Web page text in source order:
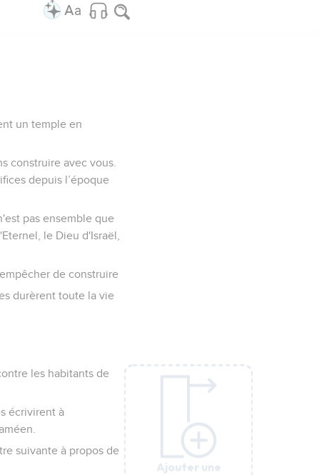
Ajouter une
Ajouter une
un temple en
construire avec vous.
depuis l’époque
pas ensemble que
le Dieu d'Israël,
de construire
durèrent toute la vie
les habitants de
écrivirent à
suivante à propos de
Ajouter une
Ajouter une
Ajouter une
Ajouter une